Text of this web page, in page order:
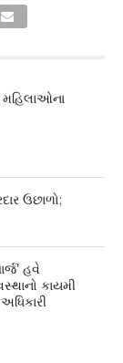
મહિલાઓના
ઉછાળો;
હવે
કાયમી